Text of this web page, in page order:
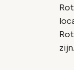
zijn.